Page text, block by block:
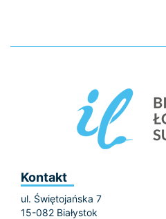
Kontakt
ul. Świętojańska 7
15-082 Białystok